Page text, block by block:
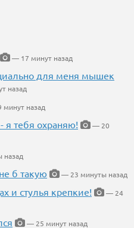
— 17 минут назад
для меня мышек
назад
назад
я тебя охраняю!
— 20
назад
б такую
— 23 минуты назад
и стулья крепкие!
— 24
— 25 минут назад